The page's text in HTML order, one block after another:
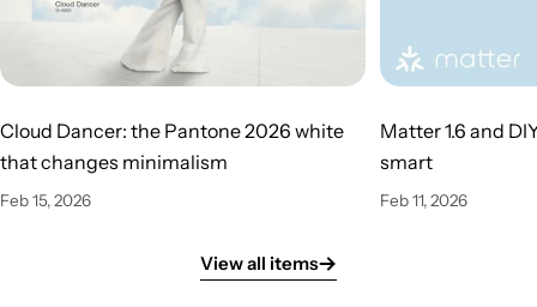
Cloud Dancer: the Pantone 2026 white
that changes minimalism
Feb 15, 2026
Matter 1.6 and
smart
Feb 11, 2026
View all items